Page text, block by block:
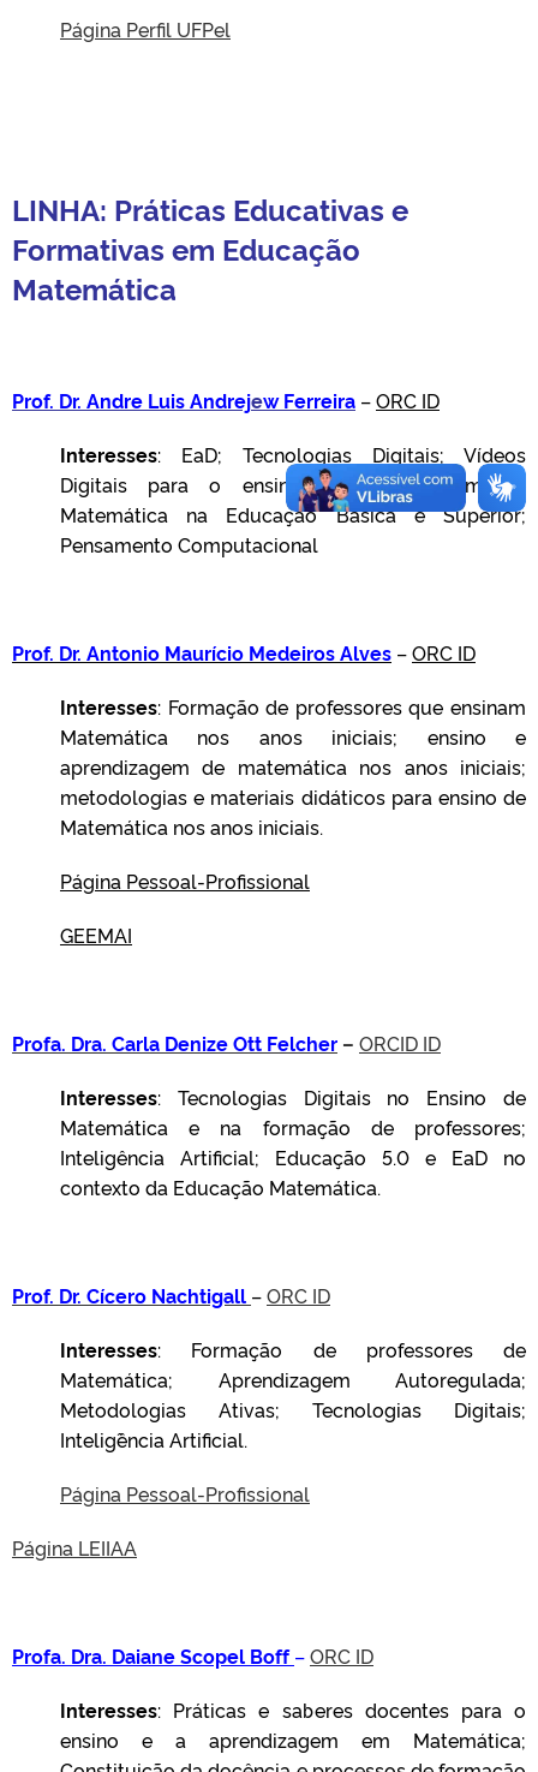
Página Perfil UFPel
LINHA: Práticas Educativas e
Formativas em Educação
Matemática
Prof. Dr. Andre Luis Andrejew Ferreira –ORC ID
Interesses: EaD; Tecnologias Digitais; Vídeos
Digitais para o ensino e aprendizagem de
Matemática na Educação Básica e Superior;
Pensamento Computacional
Prof. Dr. Antonio Maurício Medeiros Alves –ORC ID
Interesses: Formação de professores que ensinam
Matemática nos anos iniciais; ensino e
aprendizagem de matemática nos anos iniciais;
metodologias e materiais didáticos para ensino de
Matemática nos anos iniciais.
Página Pessoal-Profissional
GEEMAI
Profa. Dra. Carla Denize Ott Felcher – ORCID ID
Interesses: Tecnologias Digitais no Ensino de
Matemática e na formação de professores;
Inteligência Artificial; Educação 5.0 e EaD no
contexto da Educação Matemática.
Prof. Dr. Cícero Nachtigall –ORC ID
Interesses: Formação de professores de
Matemática; Aprendizagem Autoregulada;
Metodologias Ativas; Tecnologias Digitais;
Inteligˆência Artificial.
Página Pessoal-Profissional
Página LEIIAA
Profa. Dra. Daiane Scopel Boff–ORC ID
Interesses: Práticas e saberes docentes para o
ensino e a aprendizagem em Matemática;